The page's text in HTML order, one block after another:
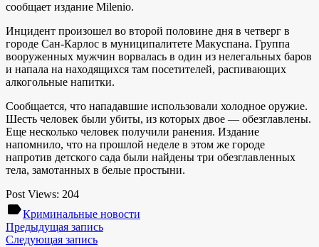
сообщает издание Milenio.
Инцидент произошел во второй половине дня в четверг в
городе Сан-Карлос в муниципалитете Макуспана. Группа
вооруженных мужчин ворвалась в один из нелегальных баров
и напала на находящихся там посетителей, распивающих
алкогольные напитки.
Сообщается, что нападавшие использовали холодное оружие.
Шесть человек были убиты, из которых двое — обезглавлены.
Еще несколько человек получили ранения. Издание
напомнило, что на прошлой неделе в этом же городе
напротив детского сада были найдены три обезглавленных
тела, замотанных в белые простыни.
Post Views: 204
labelКриминальные новости
Предыдущая запись
Следующая запись